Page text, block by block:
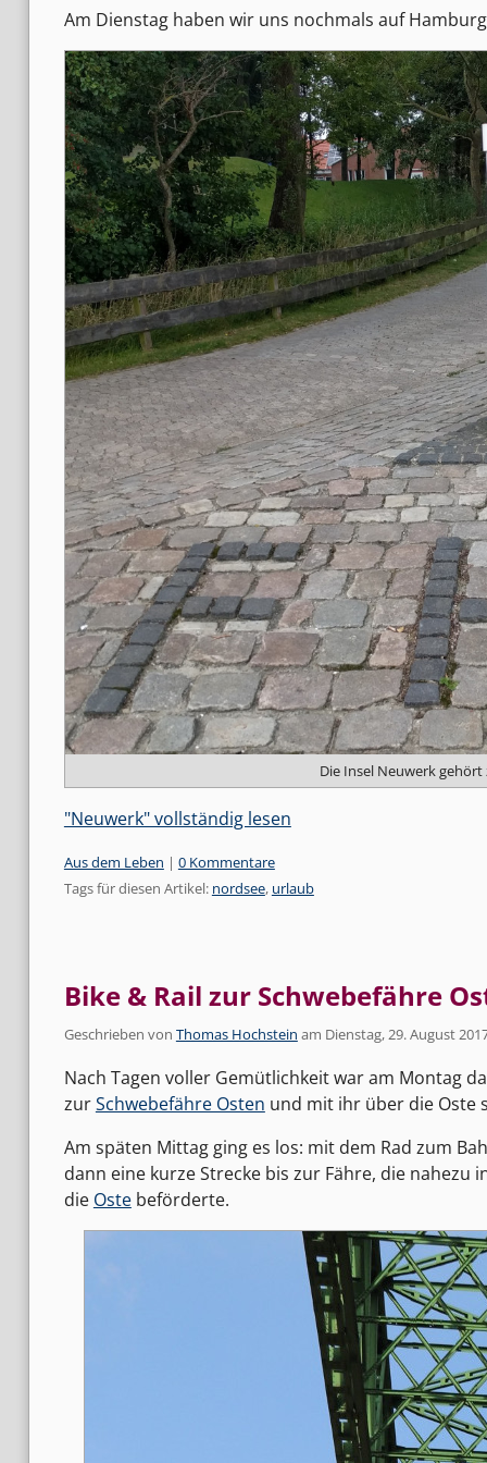
Am Dienstag haben wir uns nochmals auf
Die Insel Neuwerk
"Neuwerk" vollständig lesen
Kategorien:
Aus dem Leben | 0 Kommentare
Tags für diesen Artikel: nordsee, urlaub
Bike & Rail zur Schwebefähre
Geschrieben von Thomas Hochstein am Dienstag, 29. August
Nach Tagen voller Gemütlichkeit war am Montag
zurSchwebefähre Osten und mit ihr über die Oste
Am späten Mittag ging es los: mit dem Rad zum
dann eine kurze Strecke bis zur Fähre, die
die Ostebeförderte.